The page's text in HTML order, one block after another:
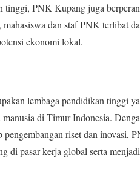
tinggi, PNK Kupang juga
mahasiswa dan staf PNK terlibat
ekonomi lokal.
lembaga pendidikan tinggi
manusia di Timur Indonesia.
pengembangan riset dan inovasi,
di pasar kerja global serta